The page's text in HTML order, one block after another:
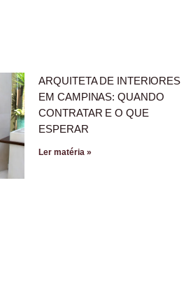
ARQUITETA DE INTERIORES
EM CAMPINAS: QUANDO
CONTRATAR E O QUE
ESPERAR
Ler matéria »